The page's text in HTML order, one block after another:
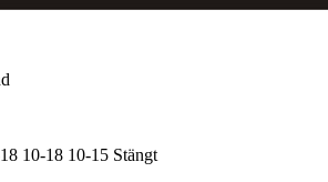
10-18 10-15 Stängt